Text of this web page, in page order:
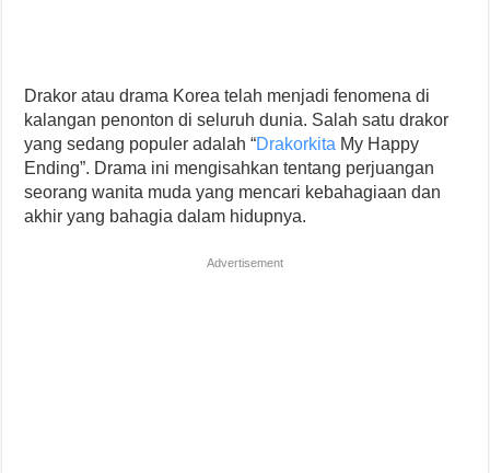
Drakor atau drama Korea telah menjadi fenomena di
kalangan penonton di seluruh dunia. Salah satu drakor
yang sedang populer adalah “Drakorkita My Happy
Ending”. Drama ini mengisahkan tentang perjuangan
seorang wanita muda yang mencari kebahagiaan dan
akhir yang bahagia dalam hidupnya.
Advertisement